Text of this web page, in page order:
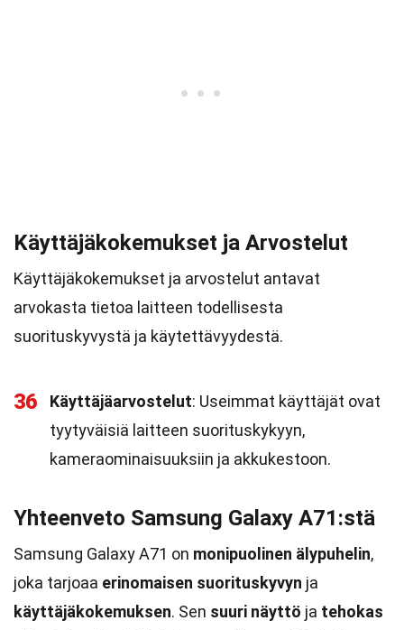
Käyttäjäkokemukset ja Arvostelut
Käyttäjäkokemukset ja arvostelut antavat
arvokasta tietoa laitteen todellisesta
suorituskyvystä ja käytettävyydestä.
36 Käyttäjäarvostelut: Useimmat käyttäjät ovat
tyytyväisiä laitteen suorituskykyyn,
kameraominaisuuksiin ja akkukestoon.
Yhteenveto Samsung Galaxy A71:stä
Samsung Galaxy A71 on monipuolinen älypuhelin,
joka tarjoaa erinomaisen suorituskyvyn ja
käyttäjäkokemuksen. Sen suuri näyttö ja tehokas